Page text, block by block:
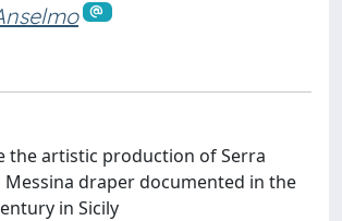
the artistic production of Serra
Messina draper documented in the
in Sicily